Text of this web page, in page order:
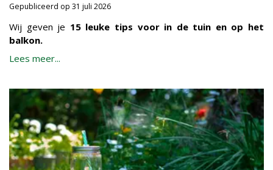
Gepubliceerd op 31 juli 2026
Wij geven je 15 leuke tips voor in de tuin en op het
balkon.
Lees meer...